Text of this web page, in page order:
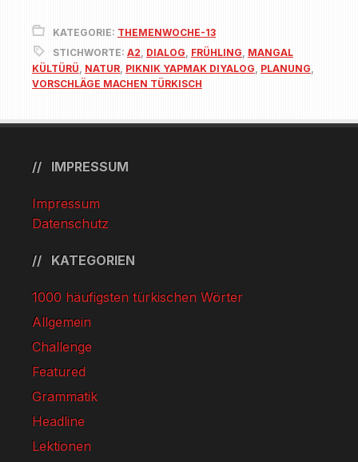
KATEGORIE: THEMENWOCHE-13
STICHWORTE: A2, DIALOG, FRÜHLING, MANGAL
KÜLTÜRÜ, NATUR, PIKNIK YAPMAK DIYALOG, PLANUNG,
VORSCHLÄGE MACHEN TÜRKISCH
IMPRESSUM
Impressum
Datenschutz
KATEGORIEN
1000 häufigsten türkischen Wörter
Allgemein
Challenge
Featured
Grammatik
Headline
Lektionen